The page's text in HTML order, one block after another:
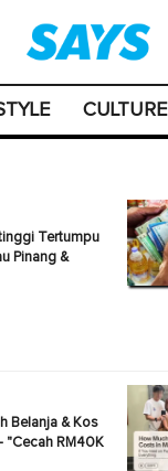
CULTURE
Tertumpu
Pinang &
Belanja & Kos
"Cecah RM40K